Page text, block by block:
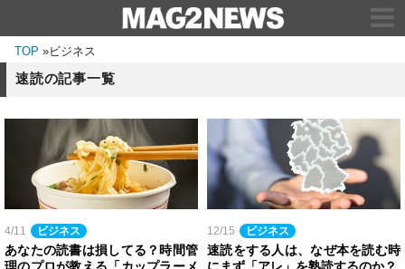
TOP »ビジネス
速読の記事一覧
4/11 ビジネス
あなたの読書は損してる？時間管
12/15 ビジネス
速読をする人は、なぜ本を読む時